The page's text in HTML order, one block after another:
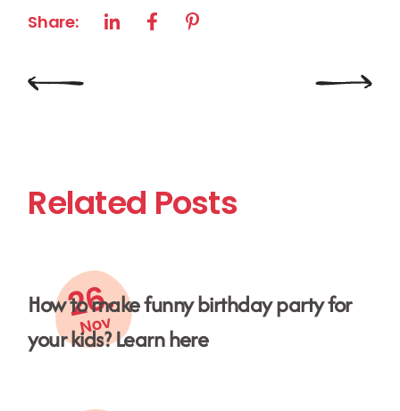
Share:
Related Posts
26.
Nov
How to make funny birthday party for
your kids? Learn here